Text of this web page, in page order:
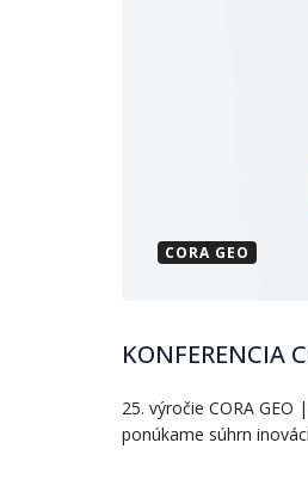
CORA GEO
KONFERENCIA
25. výročie CORA
ponúkame súhrn